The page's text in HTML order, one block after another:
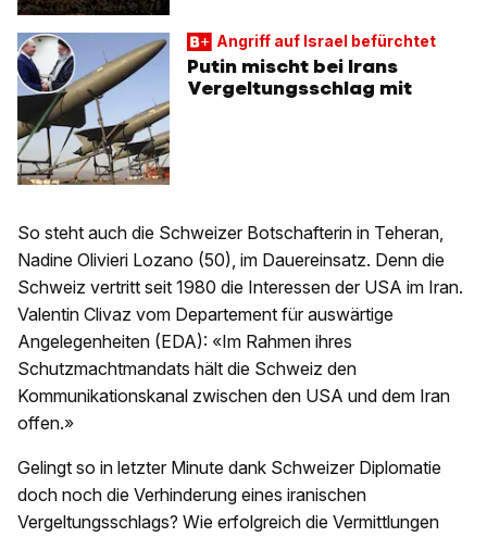
Angriff auf Israel befürchtet
Putin mischt bei Irans
Vergeltungsschlag mit
So steht auch die Schweizer Botschafterin in Teheran,
Nadine Olivieri Lozano (50), im Dauereinsatz. Denn die
Schweiz vertritt seit 1980 die Interessen der USA im Iran.
Valentin Clivaz vom Departement für auswärtige
Angelegenheiten (EDA): «Im Rahmen ihres
Schutzmachtmandats hält die Schweiz den
Kommunikationskanal zwischen den USA und dem Iran
offen.»
Gelingt so in letzter Minute dank Schweizer Diplomatie
doch noch die Verhinderung eines iranischen
Vergeltungsschlags? Wie erfolgreich die Vermittlungen